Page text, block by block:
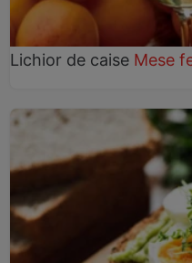
Lichior de caise Mese